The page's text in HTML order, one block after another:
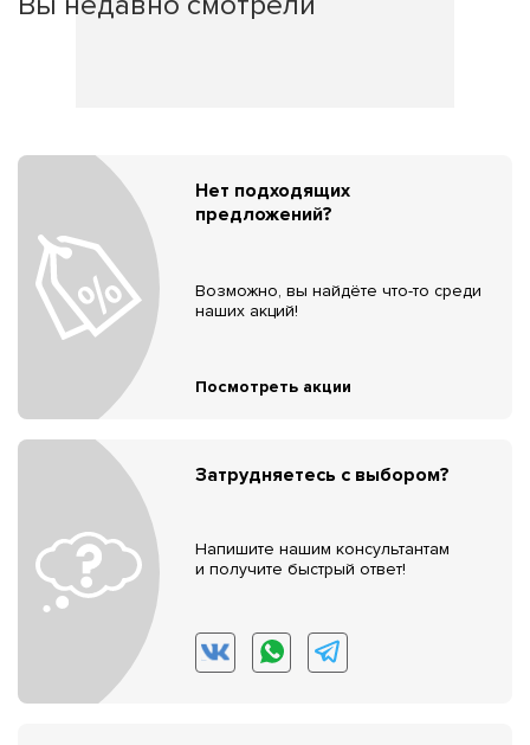
Нет подходящих
предложений?
Возможно, вы найдёте что-то среди
наших акций!
Посмотреть акции
Затрудняетесь с выбором?
Напишите нашим консультантам
и получите быстрый ответ!